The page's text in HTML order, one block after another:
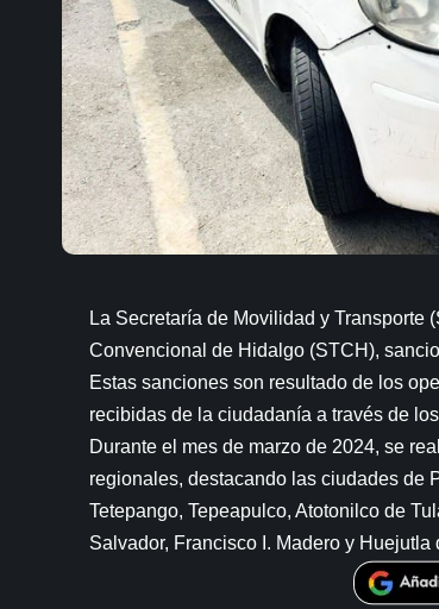
La Secretaría de Movilidad y Transporte
Convencional de Hidalgo (STCH),
Estas sanciones son resultado de los
recibidas de la ciudadanía a través de
Durante el mes de marzo de 2024, se
regionales, destacando las ciudades de
Tetepango, Tepeapulco, Atotonilco de
Salvador, Francisco I. Madero y Huejutla